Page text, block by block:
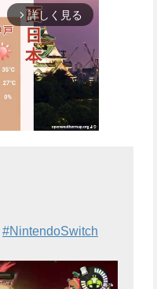
arrow_forward_ios 詳しく見る
#NintendoSwitch